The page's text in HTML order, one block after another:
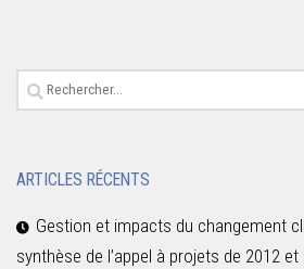
Rechercher :
ARTICLES RÉCENTS
Gestion et impacts du changement
synthèse de l’appel à projets de 2012